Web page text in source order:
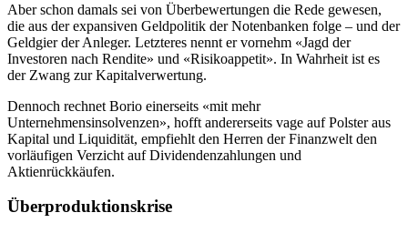
Aber schon damals sei von Überbewertungen die Rede gewesen,
die aus der expansiven Geldpolitik der Notenbanken folge – und der
Geldgier der Anleger. Letzteres nennt er vornehm «Jagd der
Investoren nach Rendite» und «Risikoappetit». In Wahrheit ist es
der Zwang zur Kapitalverwertung.
Dennoch rechnet Borio einerseits «mit mehr
Unternehmensinsolvenzen», hofft andererseits vage auf Polster aus
Kapital und Liquidität, empfiehlt den Herren der Finanzwelt den
vorläufigen Verzicht auf Dividendenzahlungen und
Aktienrückkäufen.
Überproduktionskrise